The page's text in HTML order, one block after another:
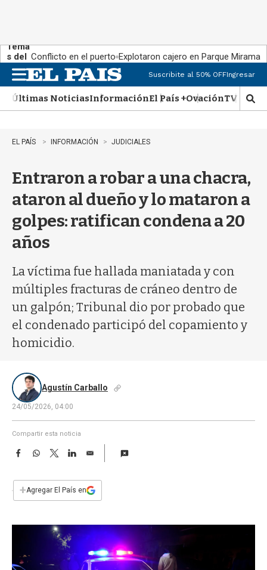
Tema
s del
día:
Conflicto en el puerto Explotaron cajero en Parque Miramar
n
u
Suscribite al 50% OFFIngresar
Últimas NoticiasInformaciónEl País +OvaciónTV Show
M
o
b
EL PAÍS INFORMACIÓN JUDICIALES
Entraron a robar a una chacra,
ataron al dueño y lo mataron a
golpes: ratifican condena a 20
años
La víctima fue hallada maniatada y con
múltiples fracturas de cráneo dentro de
un galpón; Tribunal dio por probado que
el condenado participó del copamiento y
homicidio.
Agustín Carballo
24/05/2026, 04:00
Compartir esta noticia
F
e
b
W
s
T
w
t
L
n
E
i
l
+Agregar El País en